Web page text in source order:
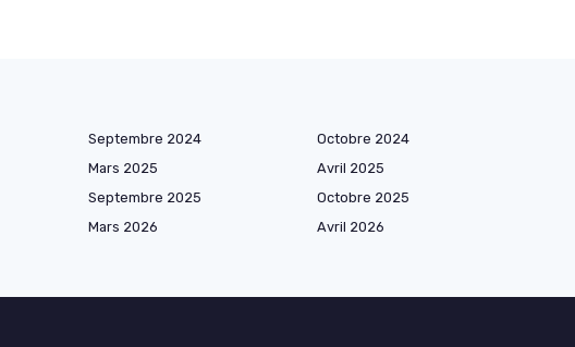
Septembre 2024
Octobre 2024
Mars 2025
Avril 2025
Septembre 2025
Octobre 2025
Mars 2026
Avril 2026